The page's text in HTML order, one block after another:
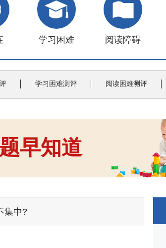
学习困难 阅读障碍
学习困难测评 阅读困难测评
早知道
集中?